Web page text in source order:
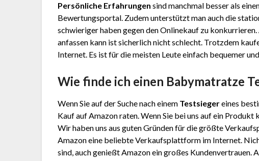
Persönliche Erfahrungen sind manchmal besser als
Bewertungsportal. Zudem unterstützt man auch die
schwieriger haben gegen den Onlinekauf zu
anfassen kann ist sicherlich nicht schlecht. Trotzdem
Internet. Es ist für die meisten Leute einfach bequemer
Wie finde ich einen Babymatratze
Wenn Sie auf der Suche nach einem Testsiegereines
Kauf auf Amazon raten. Wenn Sie bei uns auf ein Produkt
Wir haben uns aus guten Gründen für die größte
Amazon eine beliebte Verkaufsplattform im Internet.
sind, auch genießt Amazon ein großes